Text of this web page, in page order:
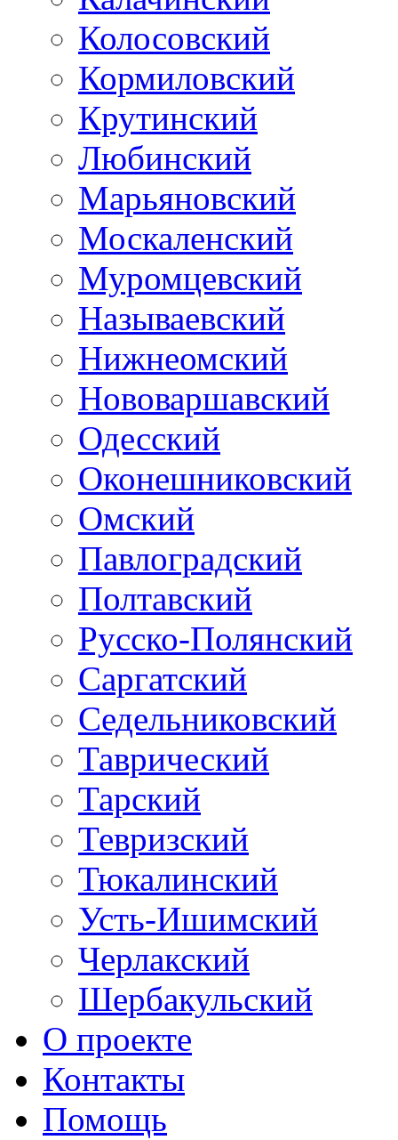
Колосовский
Кормиловский
Крутинский
Любинский
Марьяновский
Москаленский
Муромцевский
Называевский
Нижнеомский
Нововаршавский
Одесский
Оконешниковский
Омский
Павлоградский
Полтавский
Русско-Полянский
Саргатский
Седельниковский
Таврический
Тарский
Тевризский
Тюкалинский
Усть-Ишимский
Черлакский
Шербакульский
О проекте
Контакты
Помощь